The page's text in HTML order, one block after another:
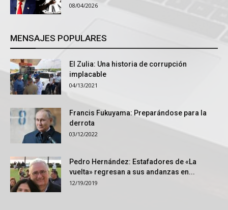
08/04/2026
MENSAJES POPULARES
El Zulia: Una historia de corrupción
implacable
04/13/2021
Francis Fukuyama: Preparándose para la
derrota
03/12/2022
Pedro Hernández: Estafadores de «La
vuelta» regresan a sus andanzas en...
12/19/2019